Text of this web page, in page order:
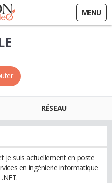
MENU
RÉSEAU
je suis actuellement en poste
en ingénierie informatique